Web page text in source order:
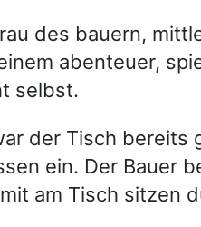
des bauern,
abenteuer,
selbst.
der Tisch bereits
ein. Der Bauer
am Tisch sitzen